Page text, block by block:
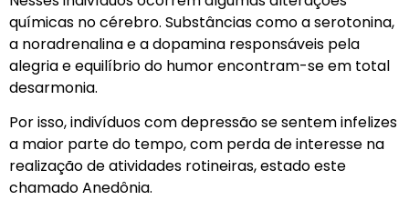
químicas no cérebro. Substâncias como a serotonina,
a noradrenalina e a dopamina responsáveis pela
alegria e equilíbrio do humor encontram-se em total
desarmonia.
Por isso, indivíduos com depressão se sentem infelizes
a maior parte do tempo, com perda de interesse na
realização de atividades rotineiras, estado este
chamado Anedônia.